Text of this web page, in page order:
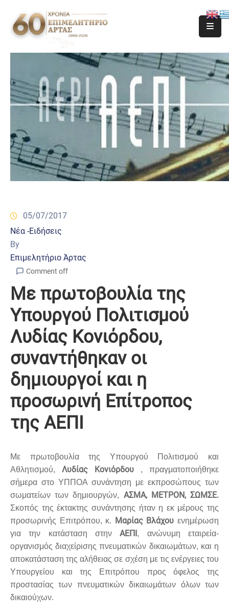
05/07/2017
Νέα -Ειδήσεις
By
Επιμελητήριο Άρτας
Comment off
Με πρωτοβουλία της
Υπουργού Πολιτισμού
Λυδίας Κονιόρδου,
συναντήθηκαν οι
δημιουργοί και η
προσωρινή Επίτροπος
της ΑΕΠΙ
Με πρωτοβουλία της Υπουργού Πολιτισμού και
Αθλητισμού, Λυδίας Κονιόρδου , πραγματοποιήθηκε
σήμερα στο ΥΠΠΟΑ συνάντηση με εκπροσώπους των
σωματείων των δημιουργών, ΑΣΜΑ, ΜΕΤΡΟΝ, ΣΩΜΣΕ.
Σκοπός της έκτακτης συνάντησης ήταν η εκ μέρους της
προσωρινής Επιτρόπου, κ. Μαρίας Βλάχου ενημέρωση
για την κατάσταση στηνΑΕΠΙ, ανώνυμη εταιρεία-
οργανισμός διαχείρισης πνευματικών δικαιωμάτων, και η
αποκατάσταση της αλήθειας σε σχέση με τις ενέργειες του
Υπουργείου και της Επιτρόπου προς όφελος της
προστασίας των πνευματικών δικαιωμάτων όλων των
δικαιούχων.